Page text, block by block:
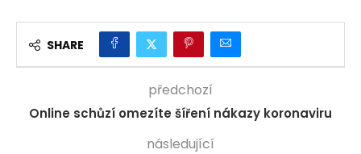
SHARE
předchozí
Online schůzí omezíte šíření nákazy koronaviru
následující